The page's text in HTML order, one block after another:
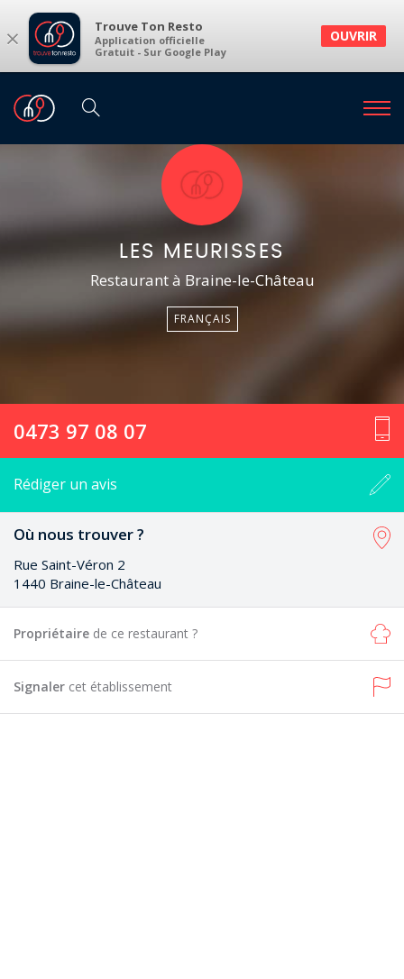
× Trouve Ton Resto
Application officielle
Gratuit - Sur Google Play
OUVRIR
LES MEURISSES
Restaurant à Braine-le-Château
FRANÇAIS
0473 97 08 07
Rédiger un avis
Où nous trouver ?
Rue Saint-Véron 2
1440 Braine-le-Château
Propriétaire de ce restaurant ?
Signaler cet établissement